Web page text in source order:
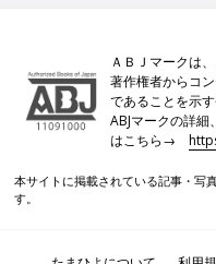
ＡＢＪマークは
著作権者からコ
であることを示
ABJマークの詳
はこちら→
本サイトに掲載されている記事・写
す。